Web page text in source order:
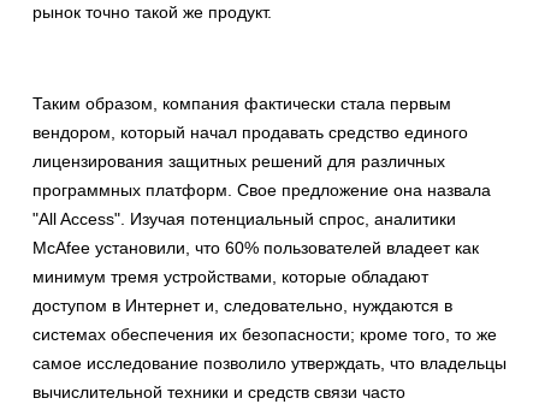
рынок точно такой же продукт.
Таким образом, компания фактически стала первым
вендором, который начал продавать средство единого
лицензирования защитных решений для различных
программных платформ. Свое предложение она назвала
"All Access". Изучая потенциальный спрос, аналитики
McAfee установили, что 60% пользователей владеет как
минимум тремя устройствами, которые обладают
доступом в Интернет и, следовательно, нуждаются в
системах обеспечения их безопасности; кроме того, то же
самое исследование позволило утверждать, что владельцы
вычислительной техники и средств связи часто